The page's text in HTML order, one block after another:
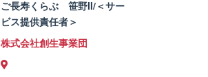
ご長寿くらぶ 笹野II/＜サー
ビス提供責任者＞
株式会社創生事業団